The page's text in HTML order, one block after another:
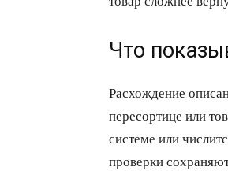
Что
Расхождение
пересортице или
системе или
проверки